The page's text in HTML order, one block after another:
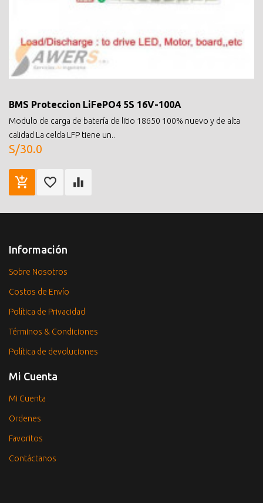
BMS Proteccion LiFePO4 5S 16V-100A
Modulo de carga de batería de litio 18650 100% nuevo y de alta
calidad La celda LFP tiene un..
S/30.0
Información
Sobre Nosotros
Costos de Envío
Política de Privacidad
Términos & Condiciones
Política de devoluciones
Mi Cuenta
Mi Cuenta
Ordenes
Favoritos
Contáctanos